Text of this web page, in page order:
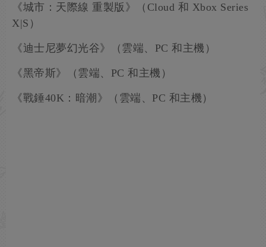
《城市：天際線 重製版》（Cloud 和 Xbox Series
X|S）
《迪士尼夢幻光谷》（雲端、PC 和主機）
《黑帝斯》（雲端、PC 和主機）
《戰錘40K：暗潮》（雲端、PC 和主機）